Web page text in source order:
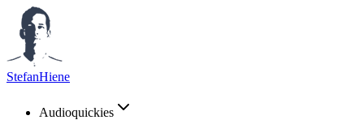
StefanHiene
Audioquickies